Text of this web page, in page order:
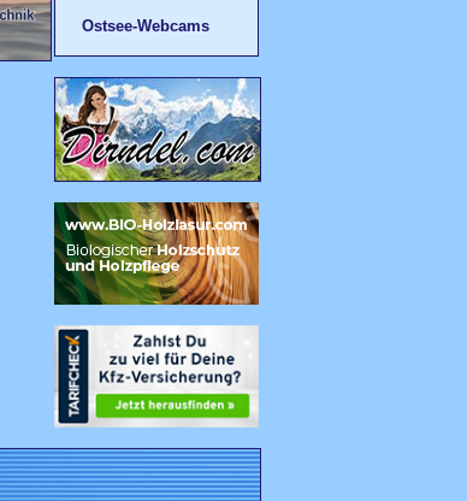
Ostsee-Webcams